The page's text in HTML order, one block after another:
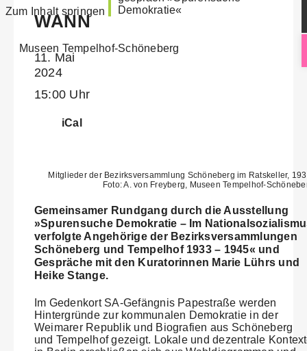
Zum Inhalt springen
Museen Tempelhof-Schöneberg
WANN
11. Mai
2024
15:00 Uhr
iCal
Mitglieder der Bezirksversammlung Schöneberg im Ratskeller,
Foto: A. von Freyberg, Museen Tempelhof-
Gemeinsamer Rundgang durch die Ausstellung
»Spurensuche Demokratie – Im
verfolgte Angehörige der Bezirksversammlungen
Schöneberg und Tempelhof 1933 – 1945« und
Gespräche mit den Kuratorinnen Marie Lührs und
Heike Stange.
Im Gedenkort SA-Gefängnis Papestraße werden
Hintergründe zur kommunalen Demokratie in der
Weimarer Republik und Biografien aus Schöneberg
und Tempelhof gezeigt. Lokale und dezentrale